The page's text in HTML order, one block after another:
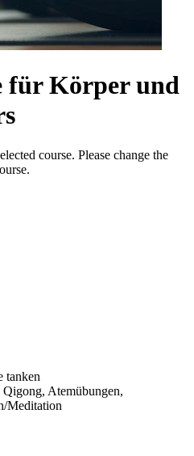
für Körper und
course. Please change the
tanken
Atemübungen,
Meditation